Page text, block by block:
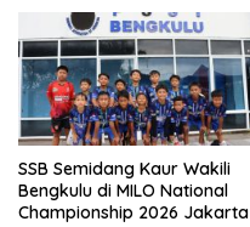
SSB Semidang Kaur Wakili
Bengkulu di MILO National
Championship 2026 Jakarta